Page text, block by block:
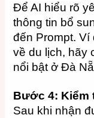
Để AI hiểu rõ
thông tin bổ
đến Prompt. Ví
về du lịch, hãy
nổi bật ở Đà
Bước 4: Kiểm
Sau khi nhận